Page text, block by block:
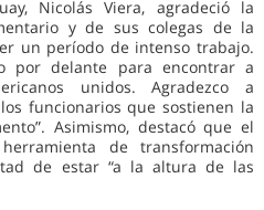
Nicolás Viera, agradeció la
y de sus colegas de la
un período de intenso trabajo.
por delante para encontrar a
unidos. Agradezco a
funcionarios que sostienen la
Asimismo, destacó que el
de transformación
de estar “a la altura de las